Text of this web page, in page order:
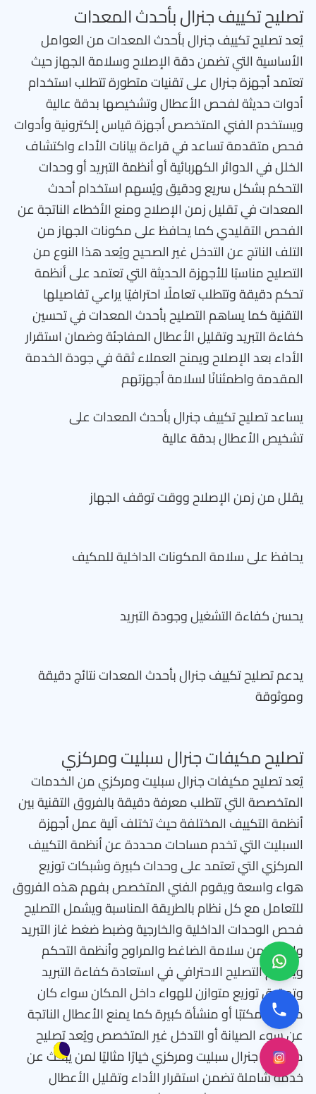
تصليح تكييف جنرال بأحدث المعدات
يُعد تصليح تكييف جنرال بأحدث المعدات من العوامل
الأساسية التي تضمن دقة الإصلاح وسلامة الجهاز حيث
تعتمد أجهزة جنرال على تقنيات متطورة تتطلب استخدام
أدوات حديثة لفحص الأعطال وتشخيصها بدقة عالية
ويستخدم الفني المتخصص أجهزة قياس إلكترونية وأدوات
فحص متقدمة تساعد في قراءة بيانات الأداء واكتشاف
الخلل في الدوائر الكهربائية أو أنظمة التبريد أو وحدات
التحكم بشكل سريع ودقيق ويُسهم استخدام أحدث
المعدات في تقليل زمن الإصلاح ومنع الأخطاء الناتجة عن
الفحص التقليدي كما يحافظ على مكونات الجهاز من
التلف الناتج عن التدخل غير الصحيح ويُعد هذا النوع من
التصليح مناسبًا للأجهزة الحديثة التي تعتمد على أنظمة
تحكم دقيقة وتتطلب تعاملًا احترافيًا يراعي تفاصيلها
التقنية كما يساهم التصليح بأحدث المعدات في تحسين
كفاءة التبريد وتقليل الأعطال المفاجئة وضمان استقرار
الأداء بعد الإصلاح ويمنح العملاء ثقة في جودة الخدمة
المقدمة واطمئنانًا لسلامة أجهزتهم
يساعد تصليح تكييف جنرال بأحدث المعدات على
تشخيص الأعطال بدقة عالية
يقلل من زمن الإصلاح ووقت توقف الجهاز
يحافظ على سلامة المكونات الداخلية للمكيف
يحسن كفاءة التشغيل وجودة التبريد
يدعم تصليح تكييف جنرال بأحدث المعدات نتائج دقيقة
وموثوقة
تصليح مكيفات جنرال سبليت ومركزي
يُعد تصليح مكيفات جنرال سبليت ومركزي من الخدمات
المتخصصة التي تتطلب معرفة دقيقة بالفروق التقنية بين
أنظمة التكييف المختلفة حيث تختلف آلية عمل أجهزة
السبليت التي تخدم مساحات محددة عن أنظمة التكييف
المركزي التي تعتمد على وحدات كبيرة وشبكات توزيع
هواء واسعة ويقوم الفني المتخصص بفهم هذه الفروق
للتعامل مع كل نظام بالطريقة المناسبة ويشمل التصليح
فحص الوحدات الداخلية والخارجية وضبط ضغط غاز التبريد
والتأكد من سلامة الضاغط والمراوح وأنظمة التحكم
ويُسهم التصليح الاحترافي في استعادة كفاءة التبريد
وتحقيق توزيع متوازن للهواء داخل المكان سواء كان
منزلًا أو مكتبًا أو منشأة كبيرة كما يمنع الأعطال الناتجة
عن سوء الصيانة أو التدخل غير المتخصص ويُعد تصليح
مكيفات جنرال سبليت ومركزي خيارًا مثاليًا لمن يبحث عن
خدمة شاملة تضمن استقرار الأداء وتقليل الأعطال